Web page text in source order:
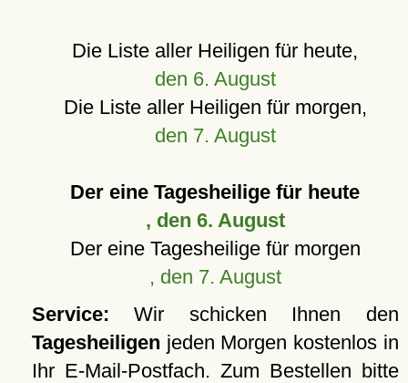
Die Liste aller Heiligen für heute,
den 6. August
Die Liste aller Heiligen für morgen,
den 7. August
Der eine Tagesheilige für heute
, den 6. August
Der eine Tagesheilige für morgen
, den 7. August
Service: Wir schicken Ihnen den
Tagesheiligen jeden Morgen kostenlos in
Ihr E-Mail-Postfach. Zum Bestellen bitte